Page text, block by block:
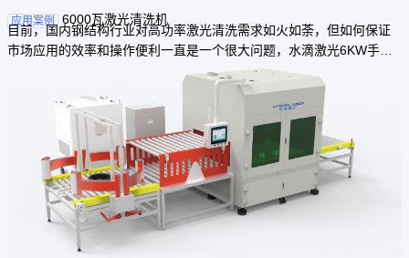
应用案例 6000瓦激光清洗机
目前，国内钢结构行业对高功率激光清洗需求如火如荼，但如何保证
市场应用的效率和操作便利一直是一个很大问题，水滴激光6KW手持
高功率激光清洗机，就是为了解决这一市场痛点应运而生，可一小时
除漆20平方、除锈50-60平方，受到国内外客户热烈欢迎。